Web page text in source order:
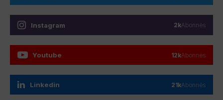
Instagram 2kAbonnés
Youtube 12kAbonnés
Linkedin 21kAbonnés